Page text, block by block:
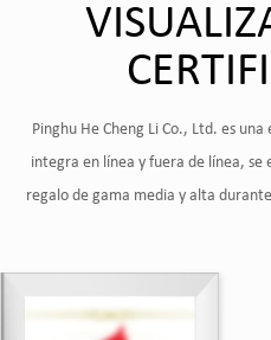
Pinghu He Cheng Li Co., Ltd. es
integra en línea y fuera de línea, se
regalo de gama media y alta